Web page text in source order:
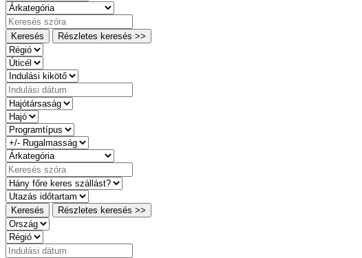
Keresés Részletes keresés >>
Keresés Részletes keresés >>